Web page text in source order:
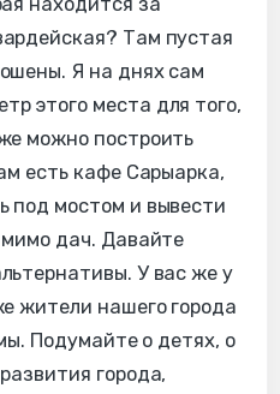
Там пустая
Я на днях сам
этого места для того,
можно построить
есть кафе Сарыарка,
под мостом и вывести
мимо дач. Давайте
У вас же у
жители нашего города
Подумайте о детях, о
города,